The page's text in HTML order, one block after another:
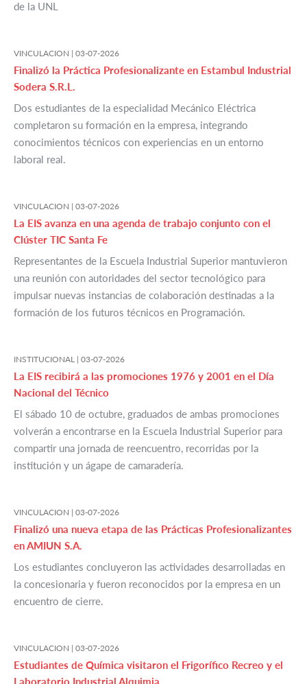
de la UNL
VINCULACION | 03-07-2026
Finalizó la Práctica Profesionalizante en Estambul Industrial
Sodera S.R.L.
Dos estudiantes de la especialidad Mecánico Eléctrica
completaron su formación en la empresa, integrando
conocimientos técnicos con experiencias en un entorno
laboral real.
VINCULACION | 03-07-2026
La EIS avanza en una agenda de trabajo conjunto con el
Clúster TIC Santa Fe
Representantes de la Escuela Industrial Superior mantuvieron
una reunión con autoridades del sector tecnológico para
impulsar nuevas instancias de colaboración destinadas a la
formación de los futuros técnicos en Programación.
INSTITUCIONAL | 03-07-2026
La EIS recibirá a las promociones 1976 y 2001 en el Día
Nacional del Técnico
El sábado 10 de octubre, graduados de ambas promociones
volverán a encontrarse en la Escuela Industrial Superior para
compartir una jornada de reencuentro, recorridas por la
institución y un ágape de camaradería.
VINCULACION | 03-07-2026
Finalizó una nueva etapa de las Prácticas Profesionalizantes
en AMIUN S.A.
Los estudiantes concluyeron las actividades desarrolladas en
la concesionaria y fueron reconocidos por la empresa en un
encuentro de cierre.
VINCULACION | 03-07-2026
Estudiantes de Química visitaron el Frigorífico Recreo y el
Laboratorio Industrial Alquimia